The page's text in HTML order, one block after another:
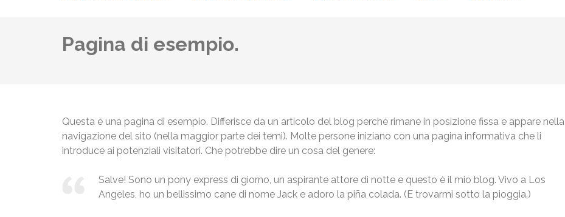
Pagina di esempio.
Questa è una pagina di esempio. Differisce da un articolo del blog perché rimane in posizione fissa e appare nella
navigazione del sito (nella maggior parte dei temi). Molte persone iniziano con una pagina informativa che li
introduce ai potenziali visitatori. Che potrebbe dire un cosa del genere:
Salve! Sono un pony express di giorno, un aspirante attore di notte e questo è il mio blog. Vivo a Los
Angeles, ho un bellissimo cane di nome Jack e adoro la piña colada. (E trovarmi sotto la pioggia.)